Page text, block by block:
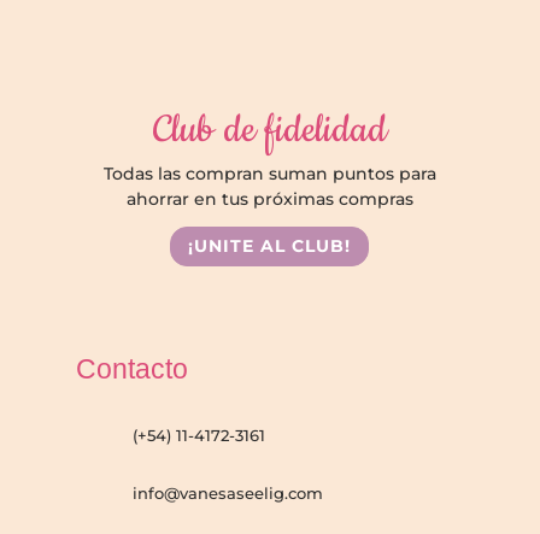
Club de fidelidad
Todas las compran suman puntos para
ahorrar en tus próximas compras
¡UNITE AL CLUB!
Contacto
(+54) 11-4172-3161
info@vanesaseelig.com